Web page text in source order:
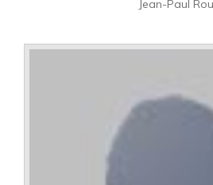
Jean-Paul